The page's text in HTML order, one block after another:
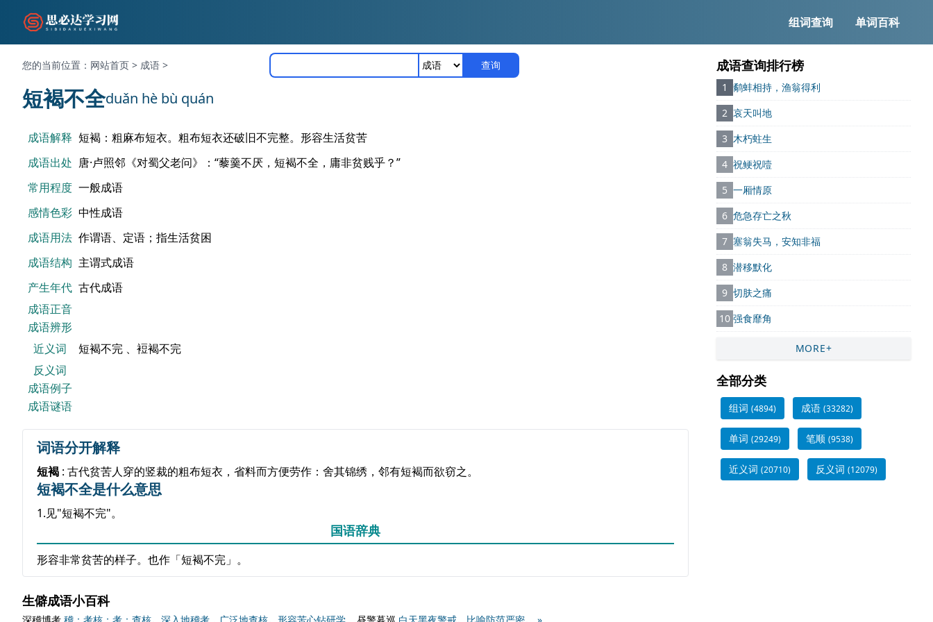
组词查询 单词百科
您的当前位置： 网站首页 > 成语 > 查询
短褐不全duǎn hè bù quán
成语解释 短褐：粗麻布短衣。粗布短衣还破旧不完整。形容生活贫苦
成语出处 唐·卢照邻《对蜀父老问》：“藜羹不厌，短褐不全，庸非贫贱乎？”
常用程度 一般成语
感情色彩 中性成语
成语用法 作谓语、定语；指生活贫困
成语结构 主谓式成语
产生年代 古代成语
成语正音
成语辨形
近义词
短褐不完 、裋褐不完
反义词
成语例子
成语谜语
词语分开解释
短褐 : 古代贫苦人穿的竖裁的粗布短衣，省料而方便劳作：舍其锦绣，邻有短褐而欲窃之。
短褐不全是什么意思
1.见"短褐不完"。
国语辞典
形容非常贫苦的样子。也作「短褐不完」。
生僻成语小百科
成语查询排行榜
1 鹬蚌相持，渔翁得利
2 哀天叫地
3 木朽蛀生
4 祝鲠祝噎
5 一厢情原
6 危急存亡之秋
7 塞翁失马，安知非福
8 潜移默化
9 切肤之痛
10 强食靡角
MORE+
全部分类
组词 (4894) 成语 (33282)
单词 (29249) 笔顺 (9538)
近义词 (20710) 反义词 (12079)